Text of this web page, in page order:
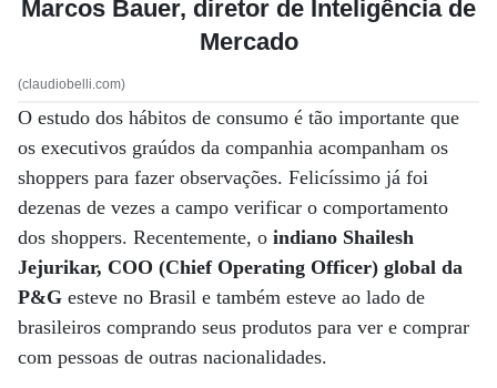
Marcos Bauer, diretor de Inteligência de
Mercado
(claudiobelli.com)
O estudo dos hábitos de consumo é tão importante que
os executivos graúdos da companhia acompanham os
shoppers para fazer observações. Felicíssimo já foi
dezenas de vezes a campo verificar o comportamento
dos shoppers. Recentemente, o indiano Shailesh
Jejurikar, COO (Chief Operating Officer) global da
P&G esteve no Brasil e também esteve ao lado de
brasileiros comprando seus produtos para ver e comprar
com pessoas de outras nacionalidades.